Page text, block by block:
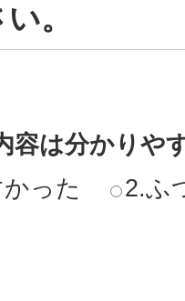
。
容は分かりや
った
2.ふ